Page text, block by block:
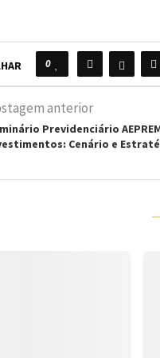
0
anterior
Previdenciário
Cenário e